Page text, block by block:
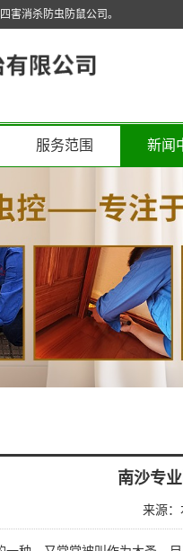
害消杀防虫防鼠公司。
服务范围 新闻
南沙专
来源：